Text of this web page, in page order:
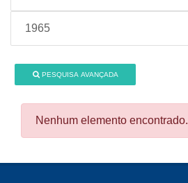
1965
PESQUISA AVANÇADA
Nenhum elemento encontrado.